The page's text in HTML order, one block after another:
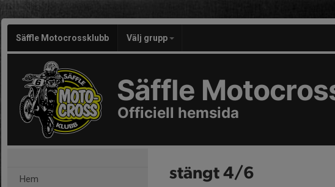
Säffle Motocrossklubb Välj grupp
Säffle
Officiell hemsida
Hem stängt 4/6